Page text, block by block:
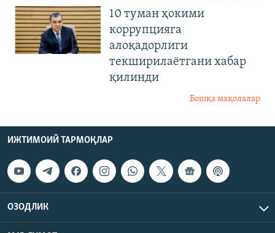
10 туман ҳокими
коррупцияга
алоқадорлиги
текширилаётгани хабар
қилинди
Бошқа мақолалар
ИЖТИМОИЙ ТАРМОҚЛАР
ОЗОДЛИК